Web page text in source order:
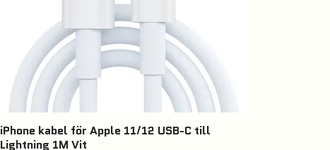
iPhone kabel för Apple 11/12 USB-C till
Lightning 1M Vit